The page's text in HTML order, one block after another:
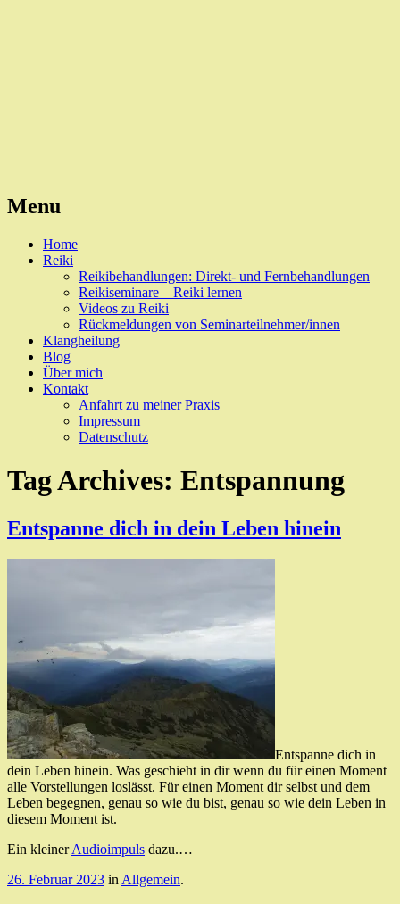
Menu
Skip
Home
Reiki
Reikibehandlungen: Direkt- und Fernbehandlungen
Reikiseminare – Reiki lernen
Videos zu Reiki
Rückmeldungen von Seminarteilnehmer/innen
Klangheilung
Blog
Über mich
Kontakt
Anfahrt zu meiner Praxis
Impressum
Datenschutz
Tag Archives: Entspannung
Entspanne dich in dein Leben hinein
Entspanne dich in
dein Leben hinein. Was geschieht in dir wenn du für einen Moment
alle Vorstellungen loslässt. Für einen Moment dir selbst und dem
Leben begegnen, genau so wie du bist, genau so wie dein Leben in
diesem Moment ist.
Ein kleinerAudioimpuls dazu.…
26. Februar 2023 in Allgemein.